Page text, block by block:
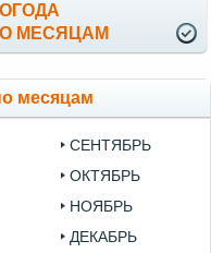
МЕСЯЦАМ
месяцам
СЕНТЯБРЬ
ОКТЯБРЬ
НОЯБРЬ
ДЕКАБРЬ